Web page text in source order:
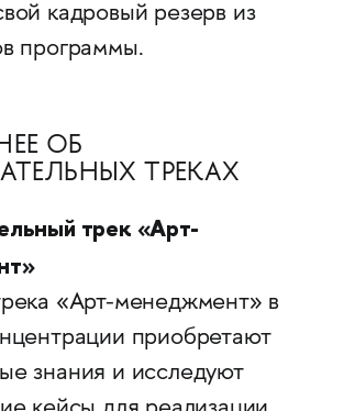
кадровый резерв из
программы.
ОБ
ТРЕКАХ
трек «Арт-
«Арт-менеджмент» в
приобретают
знания и исследуют